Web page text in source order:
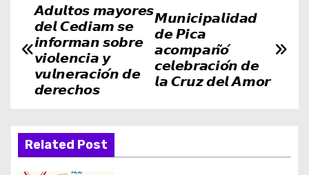
N
a
g
a
𝙈𝙪𝙣𝙞𝙘𝙞𝙥𝙖𝙡𝙞𝙙𝙖𝙙
𝙙𝙚 𝙋𝙞𝙘𝙖
𝙖𝙘𝙤𝙢𝙥𝙖𝙣̃𝙤́
𝙘𝙚𝙡𝙚𝙗𝙧𝙖𝙘𝙞𝙤́𝙣 𝙙𝙚
𝙡𝙖 𝘾𝙧𝙪𝙯 𝙙𝙚𝙡 𝘼𝙢𝙤𝙧
𝘼𝙙𝙪𝙡𝙩𝙤𝙨 𝙢𝙖𝙮𝙤𝙧𝙚𝙨
𝙙𝙚𝙡 𝘾𝙚𝙙𝙞𝙖𝙢 𝙨𝙚
𝙞𝙣𝙛𝙤𝙧𝙢𝙖𝙣 𝙨𝙤𝙗𝙧𝙚
𝙫𝙞𝙤𝙡𝙚𝙣𝙘𝙞𝙖 𝙮
𝙫𝙪𝙡𝙣𝙚𝙧𝙖𝙘𝙞𝙤́𝙣 𝙙𝙚
𝙙𝙚𝙧𝙚𝙘𝙝𝙤𝙨
Related Post